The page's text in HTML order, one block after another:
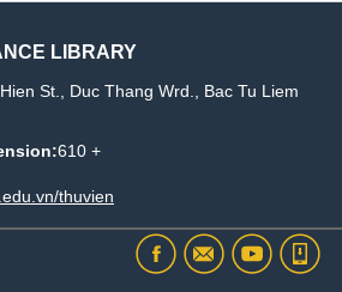
LIBRARY
St., Duc Thang Wrd., Bac Tu Liem
610 +
thuvien